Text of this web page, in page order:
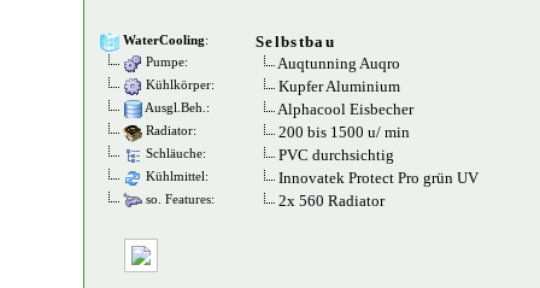
WaterCooling: Selbstbau
Pumpe: Auqtunning Auqro
Kühlkörper: Kupfer Aluminium
Ausgl.Beh.: Alphacool Eisbecher
Radiator: 200 bis 1500 u/ min
Schläuche: PVC durchsichtig
Kühlmittel: Innovatek Protect Pro grün UV
so. Features: 2x 560 Radiator